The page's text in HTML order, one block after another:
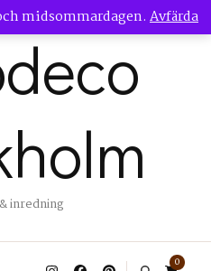
midsommardagen. Avfärda
inredning
0